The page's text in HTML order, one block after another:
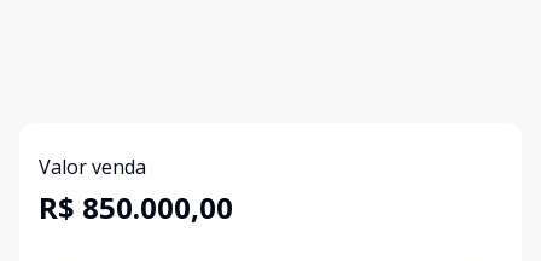
Valor venda
R$ 850.000,00